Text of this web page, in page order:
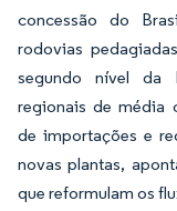
concessão do
rodovias
segundo nível da
regionais de média
de importações e
novas plantas,
que reformulam os